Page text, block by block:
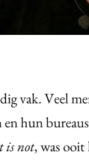
vak. Veel
hun bureaus
is not, was ooit